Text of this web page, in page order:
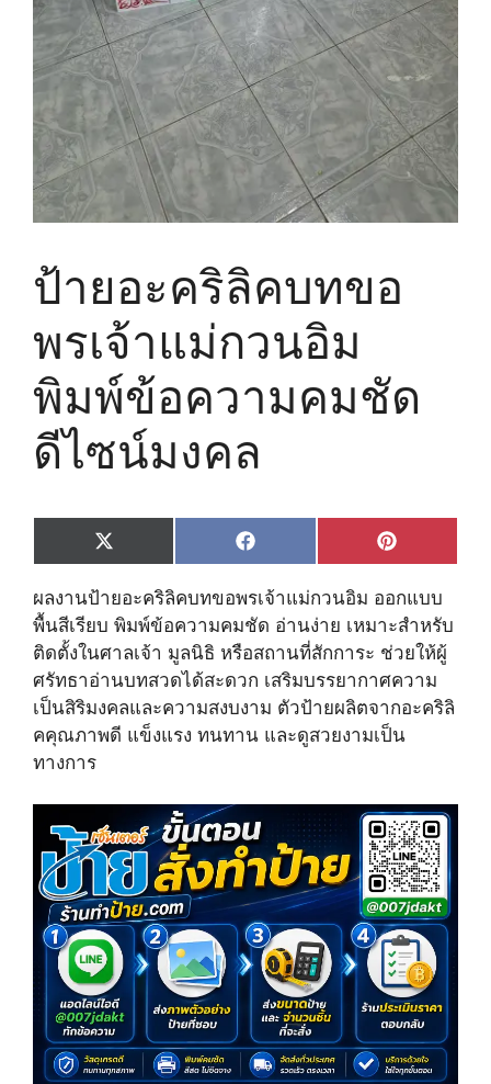
ป้ายอะคริลิคบทขอ
พรเจ้าแม่กวนอิม
พิมพ์ข้อความคมชัด
ดีไซน์มงคล
Share
on
X
(
w
i
t
e
r
)
Share
on
F
a
e
b
o
o
k
Share
on
P
i
t
e
e
s
t
ผลงานป้ายอะคริลิคบทขอพรเจ้าแม่กวนอิม ออกแบบ
พื้นสีเรียบ พิมพ์ข้อความคมชัด อ่านง่าย เหมาะสำหรับ
ติดตั้งในศาลเจ้า มูลนิธิ หรือสถานที่สักการะ ช่วยให้ผู้
ศรัทธาอ่านบทสวดได้สะดวก เสริมบรรยากาศความ
เป็นสิริมงคลและความสงบงาม ตัวป้ายผลิตจากอะคริลิ
คคุณภาพดี แข็งแรง ทนทาน และดูสวยงามเป็น
ทางการ